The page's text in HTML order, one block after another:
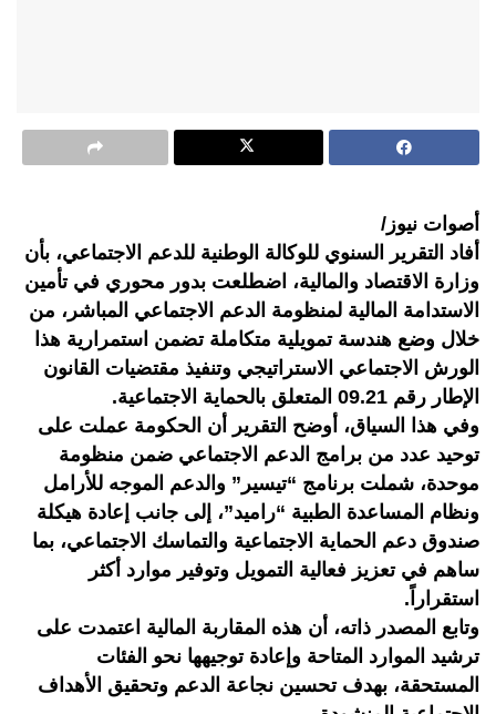
أصوات نيوز/
أفاد التقرير السنوي للوكالة الوطنية للدعم الاجتماعي، بأن
وزارة الاقتصاد والمالية، اضطلعت بدور محوري في تأمين
الاستدامة المالية لمنظومة الدعم الاجتماعي المباشر، من
خلال وضع هندسة تمويلية متكاملة تضمن استمرارية هذا
الورش الاجتماعي الاستراتيجي وتنفيذ مقتضيات القانون
الإطار رقم 09.21 المتعلق بالحماية الاجتماعية.
وفي هذا السياق، أوضح التقرير أن الحكومة عملت على
توحيد عدد من برامج الدعم الاجتماعي ضمن منظومة
موحدة، شملت برنامج “تيسير” والدعم الموجه للأرامل
ونظام المساعدة الطبية “راميد”، إلى جانب إعادة هيكلة
صندوق دعم الحماية الاجتماعية والتماسك الاجتماعي، بما
ساهم في تعزيز فعالية التمويل وتوفير موارد أكثر
استقراراً.
وتابع المصدر ذاته، أن هذه المقاربة المالية اعتمدت على
ترشيد الموارد المتاحة وإعادة توجيهها نحو الفئات
المستحقة، بهدف تحسين نجاعة الدعم وتحقيق الأهداف